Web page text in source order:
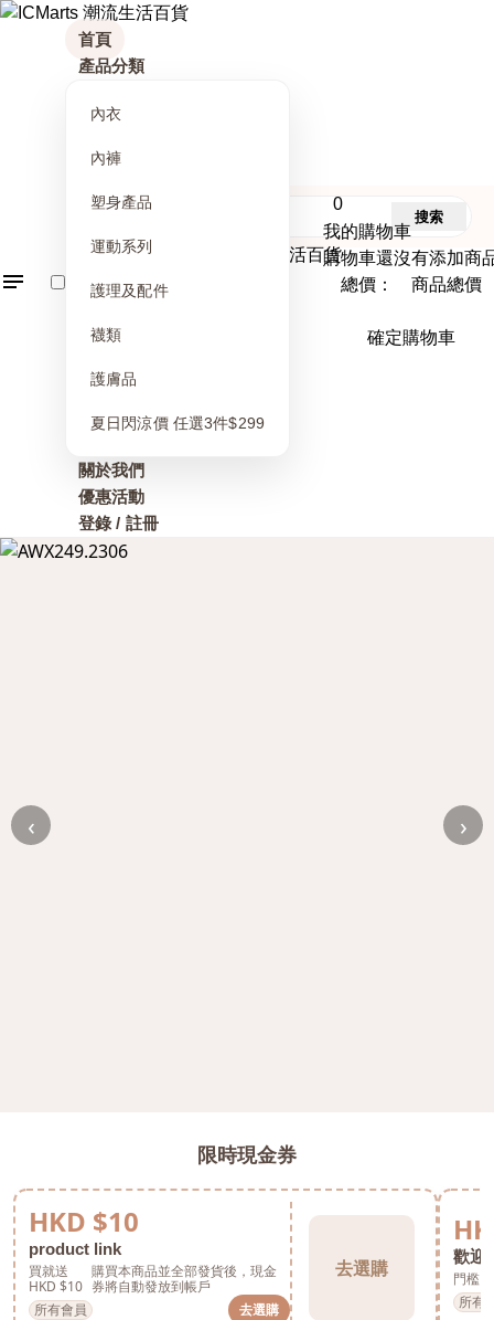
首頁
產品分類
內衣
內褲
塑身產品
運動系列
護理及配件
襪類
護膚品
夏日閃涼價 任選3件$299
關於我們
優惠活動
登錄 / 註冊
0
我的購物車
購物車還沒有添加商
總價： 商品總價
確定購物車
搜索
‹ ›
限時現金券
HKD $10
product link
買就送
HKD $10
購買本商品並全部發貨後，現金
券將自動發放到帳戶
所有會員
去選購
去選購
歡迎
門檻
所有